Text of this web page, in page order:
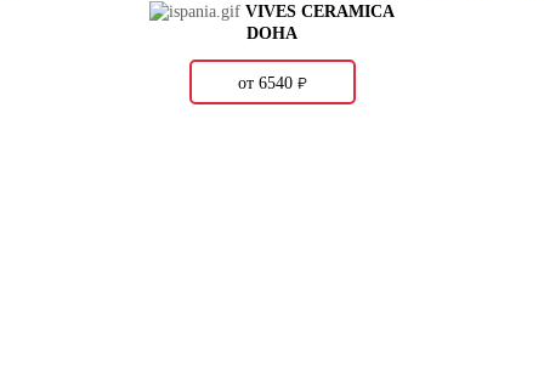
VIVES CERAMICA
DOHA
от 6540 о